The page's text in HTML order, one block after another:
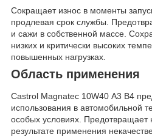
Сокращает износ в моменты
продлевая срок службы.
и сажи в собственной массе.
низких и критически высоких
повышенных нагрузках.
Область применения
Castrol Magnatec 10W40 А3 В4
использования в автомобильной
особых условиях. Предотвращает
результате применения